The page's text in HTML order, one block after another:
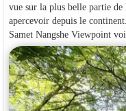
vue sur la plus belle partie
apercevoir depuis le
Samet Nangshe Viewpoint